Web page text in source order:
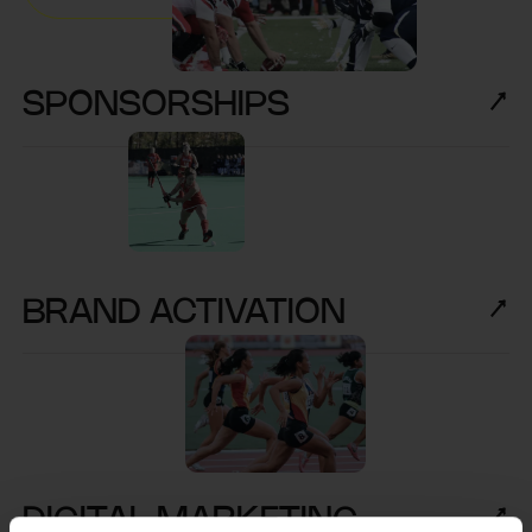
SPONSORSHIPS
BRAND ACTIVATION
DIGITAL MARKETING